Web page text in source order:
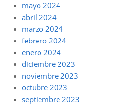
mayo 2024
abril 2024
marzo 2024
febrero 2024
enero 2024
diciembre 2023
noviembre 2023
octubre 2023
septiembre 2023